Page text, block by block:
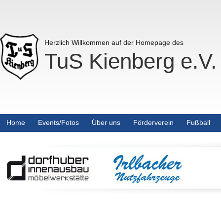
Herzlich Willkommen auf der Homepage des
TuS Kienberg e.V.
Home Events/Fotos Über uns Förderverein Fußball